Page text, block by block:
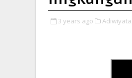
3 years ago Adiwiyata,